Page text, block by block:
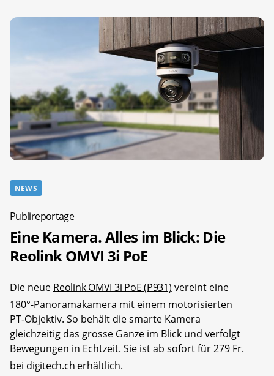
NEWS
Publireportage
Eine Kamera. Alles im Blick: Die
Reolink OMVI 3i PoE
Die neue Reolink OMVI 3i PoE (P931) vereint eine
180°-Panoramakamera mit einem motorisierten
PT-Objektiv. So behält die smarte Kamera
gleichzeitig das grosse Ganze im Blick und verfolgt
Bewegungen in Echtzeit. Sie ist ab sofort für 279 Fr.
bei digitech.ch erhältlich.